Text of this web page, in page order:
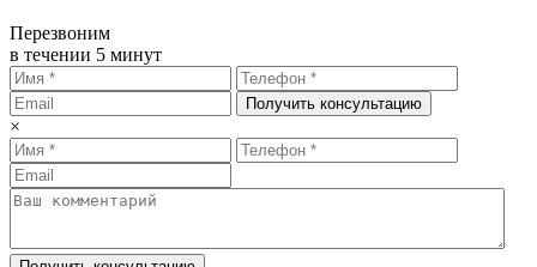
Перезвоним
в течении 5 минут
Получить консультацию
×